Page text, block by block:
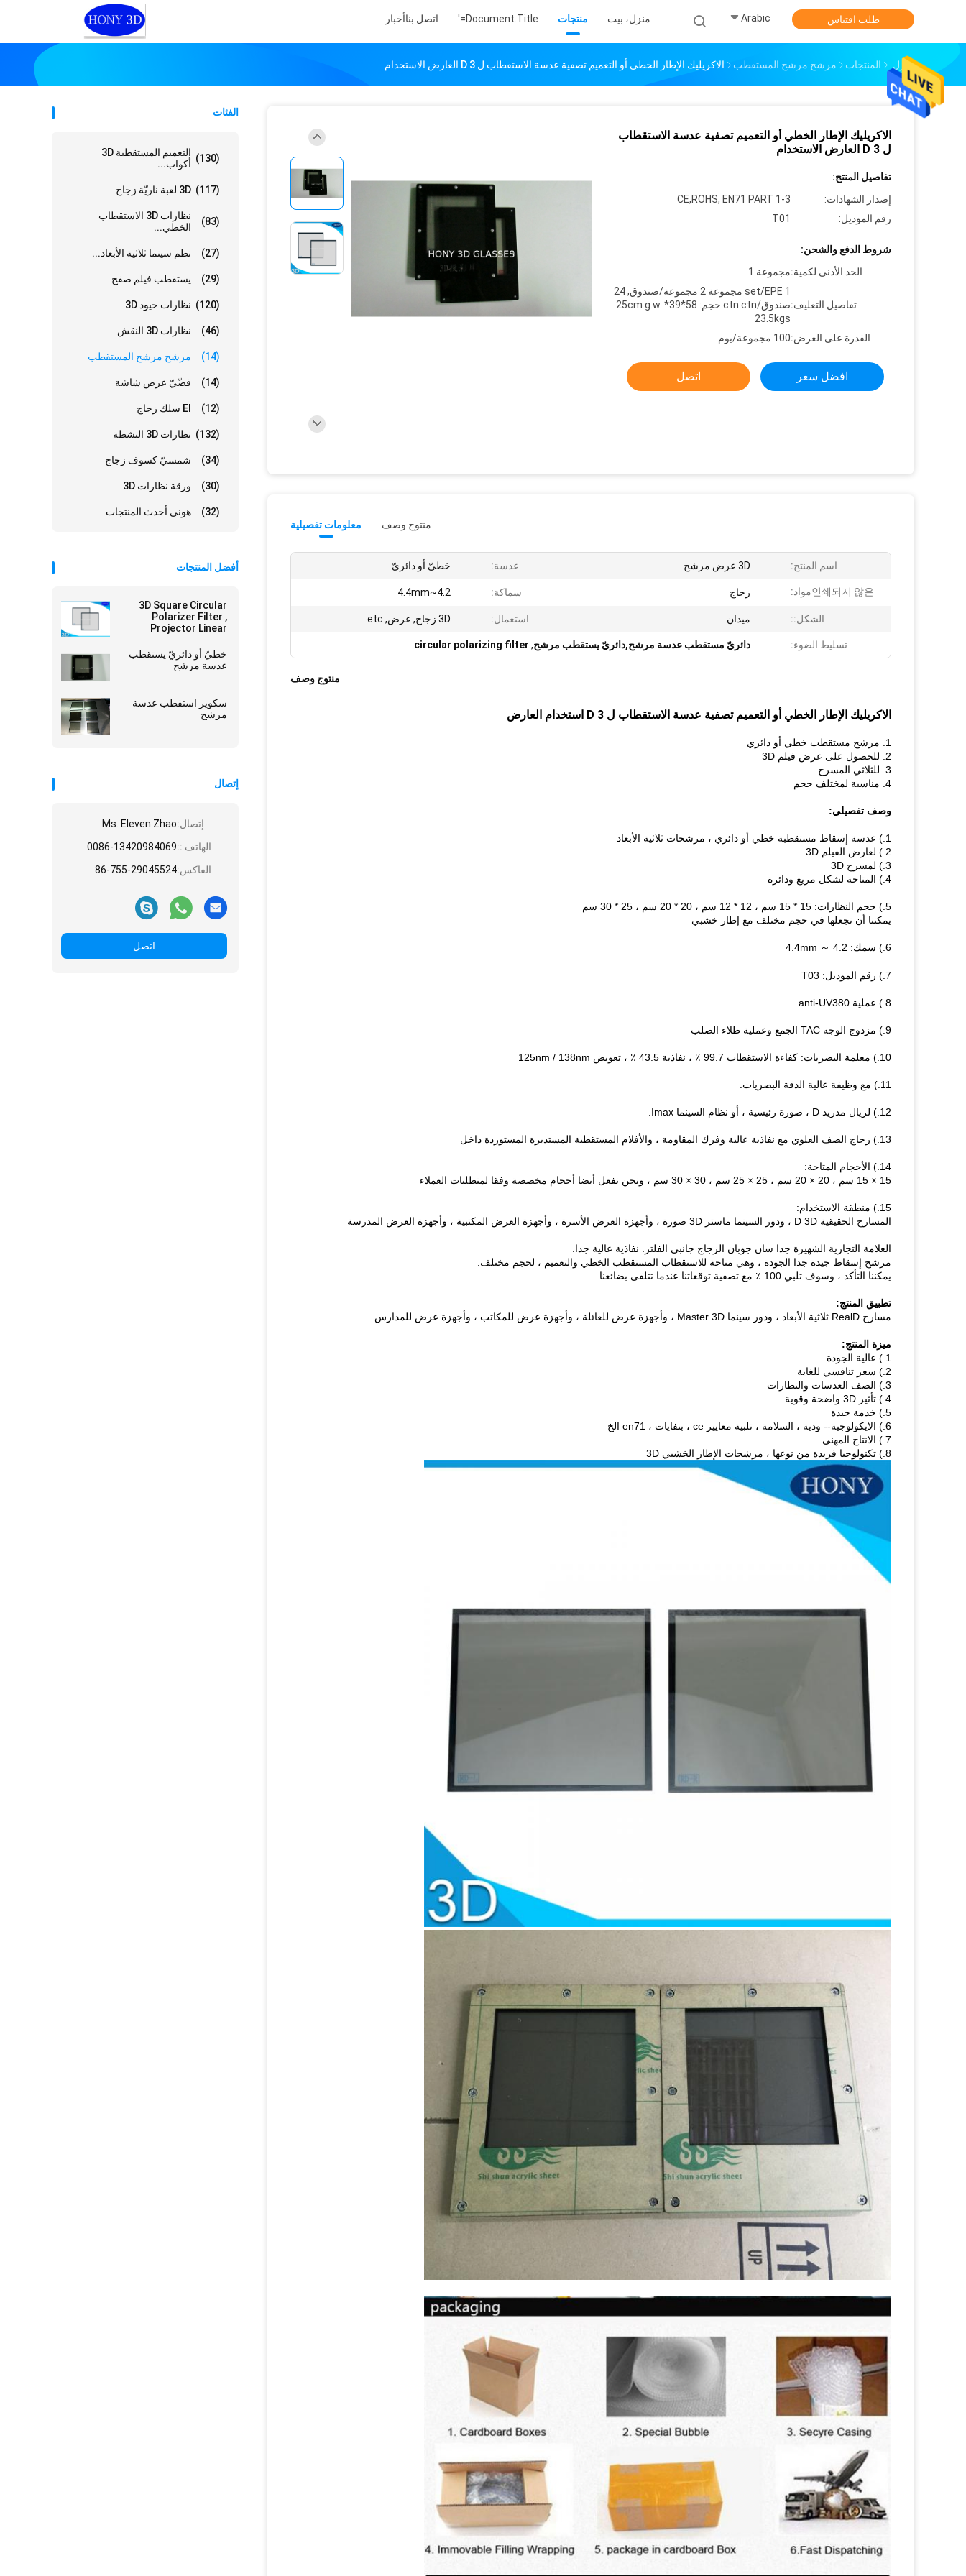
منزل، بيت منتجات Document.title=' اتصل بناأخبار Arabic طلب اقتباس
منزل المنتجات مرشح مرشح المستقطب الاكريليك الإطار الخطي أو التعميم تصفية عدسة الاستقطاب ل 3 D العارض الاستخدام
الفئات
التعميم المستقطبة 3D
أكواب...
(130)
3D لعبة ناريّة زجاج (117)
نظارات 3D الاستقطاب
الخطي...
(83)
نظم سينما ثلاثية الأبعاد... (27)
يستقطب فيلم صفح (29)
نظارات حيود 3D (120)
نظارات 3D النقش (46)
مرشح مرشح المستقطب (14)
فضّيّ عرض شاشة (14)
El سلك زجاج (12)
نظارات 3D النشطة (132)
شمسيّ كسوف زجاج (34)
ورقة نظارات 3D (30)
هوني أحدث المنتجات (32)
أفضل المنتجات
3D Square Circular
Polarizer Filter ,
Projector Linear
Custom Made
خطيّ أو دائريّ يستقطب
عدسة مرشح
سكوير استقطب عدسة
مرشح
إتصال
إتصال:Ms. Eleven Zhao
الهاتف ::0086-13420984069
الفاكس:86-755-29045524
اتصل
الاكريليك الإطار الخطي أو التعميم تصفية عدسة الاستقطاب
ل 3 D العارض الاستخدام
تفاصيل المنتج:
إصدار الشهادات:
CE,ROHS, EN71 PART 1-3
رقم الموديل:
T01
شروط الدفع والشحن:
الحد الأدنى لكمية:مجموعة 1
تفاصيل التغليف:
1 set/EPE مجموعة 2 مجموعة/صندوق, 24
صندوق/ctn ctn حجم: 58*39*25cm g.w.:
23.5kgs
القدرة على العرض:100 مجموعة/يوم
افضل سعر اتصل
معلومات تفصيلية منتوج وصف
اسم المنتج: 3D عرض مرشح عدسة: خطيّ أو دائريّ
인쇄되지 않은مواد: زجاج سماكة: 4.2~4.4mm
الشكل:: ميدان استعمال: 3D زجاج, عرض, etc
تسليط الضوء: دائريّ مستقطب عدسة مرشح,دائريّ يستقطب مرشح,
circular polarizing filter
منتوج وصف
الاكريليك الإطار الخطي أو التعميم تصفية عدسة الاستقطاب ل 3 D استخدام العارض
1. مرشح مستقطب خطي أو دائري
2. للحصول على عرض فيلم 3D
3. للثلاثي المسرح
4. مناسبة لمختلف حجم
وصف تفصيلي:
1.) عدسة إسقاط مستقطبة خطي أو دائري ، مرشحات ثلاثية الأبعاد
2.) لعارض الفيلم 3D
3.) لمسرح 3D
4.) المتاحة لشكل مربع ودائرة
5.) حجم النظارات: 15 * 15 سم ، 12 * 12 سم ، 20 * 20 سم ، 25 * 30 سم
يمكننا أن نجعلها في حجم مختلف مع إطار خشبي
6.) سمك: 4.2 ～ 4.4mm
7.) رقم الموديل: T03
8.) عملية anti-UV380
9.) مزدوج الوجه TAC الجمع وعملية طلاء الصلب
10.) معلمة البصريات: كفاءة الاستقطاب 99.7 ٪ ، نفاذية 43.5 ٪ ، تعويض 125nm / 138nm
11.) مع وظيفة عالية الدقة البصريات.
12.) لريال مدريد D ، صورة رئيسية ، أو نظام السينما Imax.
13.) زجاج الصف العلوي مع نفاذية عالية وفرك المقاومة ، والأفلام المستقطبة المستديرة المستوردة داخل
14.) الأحجام المتاحة:
15 × 15 سم ، 20 × 20 سم ، 25 × 25 سم ، 30 × 30 سم ، ونحن نفعل أيضا أحجام مخصصة وفقا لمتطلبات العملاء
15.) منطقة الاستخدام:
المسارح الحقيقية D 3D ، ودور السينما ماستر 3D صورة ، وأجهزة العرض الأسرة ، وأجهزة العرض المكتبية ، وأجهزة العرض المدرسة
العلامة التجارية الشهيرة جدا سان جوبان الزجاج جانبي الفلتر.
نفاذية عالية جدا.
مرشح إسقاط جيدة جدا الجودة ، وهي متاحة للاستقطاب المستقطب الخطي والتعميم ، لحجم مختلف.
يمكننا التأكد ، وسوف تلبي 100 ٪ مع تصفية توقعاتنا عندما تتلقى بضائعنا.
تطبيق المنتج:
مسارح RealD ثلاثية الأبعاد ، ودور سينما Master 3D ، وأجهزة عرض للعائلة ، وأجهزة عرض للمكاتب ، وأجهزة عرض للمدارس
ميزة المنتج:
1.) عالية الجودة
2.) سعر تنافسي للغاية
3.) الصف العدسات والنظارات
4.) تأثير 3D واضحة وقوية
5.) خدمة جيدة
6.) الايكولوجية-- ودية ، السلامة ، تلبية معايير ce ، بنفايات ، en71 الخ
7.) الانتاج المهني
8.) تكنولوجيا فريدة من نوعها ، مرشحات الإطار الخشبي 3D